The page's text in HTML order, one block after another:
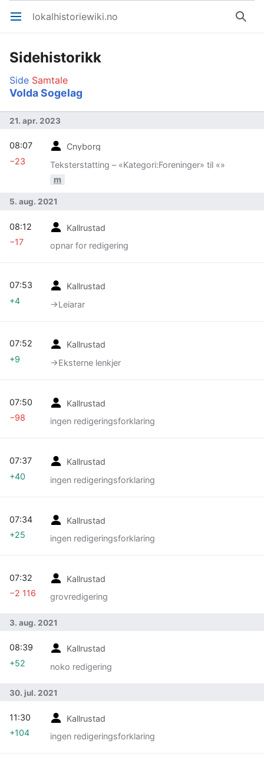
Åpne hovedmenyen lokalhistoriewiki.no Søk
Sidehistorikk
Side Samtale
Volda Sogelag
21. apr. 2023
Cnyborg
Teksterstatting – «Kategori:Foreninger» til «»
m
08:07
−23
5. aug. 2021
Kallrustad
opnar for redigering
08:12
−17
Kallrustad
→‎Leiarar
07:53
+4
Kallrustad
→‎Eksterne lenkjer
07:52
+9
Kallrustad
ingen redigeringsforklaring
07:50
−98
Kallrustad
ingen redigeringsforklaring
07:37
+40
Kallrustad
ingen redigeringsforklaring
07:34
+25
Kallrustad
grovredigering
07:32
−2 116
3. aug. 2021
Kallrustad
noko redigering
08:39
+52
30. jul. 2021
Kallrustad
ingen redigeringsforklaring
11:30
+104